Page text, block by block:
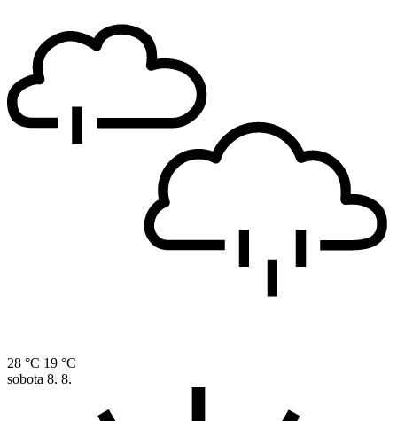
28 °C 19 °C
sobota 8. 8.